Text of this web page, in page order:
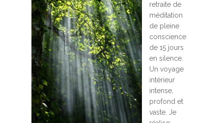
retraite de
méditation
de pleine
conscience
de 15 jours
en silence.
Un voyage
intérieur
intense,
profond et
vaste. Je